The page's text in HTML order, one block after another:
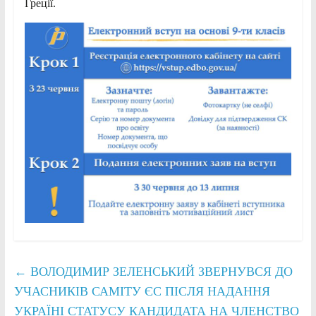
Греції.
← ВОЛОДИМИР ЗЕЛЕНСЬКИЙ ЗВЕРНУВСЯ ДО
УЧАСНИКІВ САМІТУ ЄС ПІСЛЯ НАДАННЯ
УКРАЇНІ СТАТУСУ КАНДИДАТА НА ЧЛЕНСТВО